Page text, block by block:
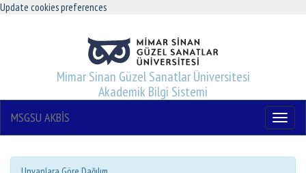
Update cookies preferences
Mimar Sinan Güzel Sanatlar Üniversitesi
Akademik Bilgi Sistemi
Menu
MSGSU AKBİS